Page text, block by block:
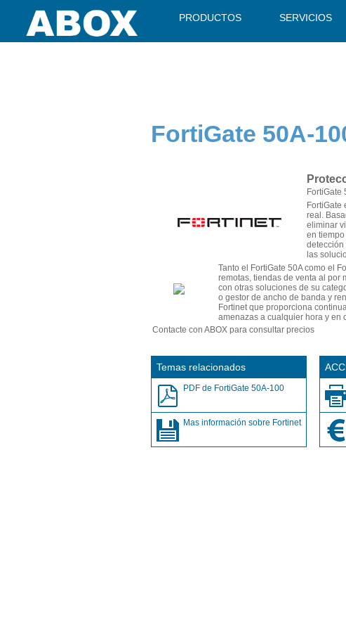
PRODUCTOS SERVICIOS
FortiGate 50A-
FortiGate
FortiGate
real.
eliminar
en
detección
las
Tanto el FortiGate 50A como el
remotas, tiendas de venta al por
con otras soluciones de su
o gestor de ancho de banda y
Fortinet que proporciona
amenazas a cualquier hora y en
Contacte con ABOX para consultar precios
Temas relacionados
PDF de FortiGate 50A-100
Mas información sobre Fortinet